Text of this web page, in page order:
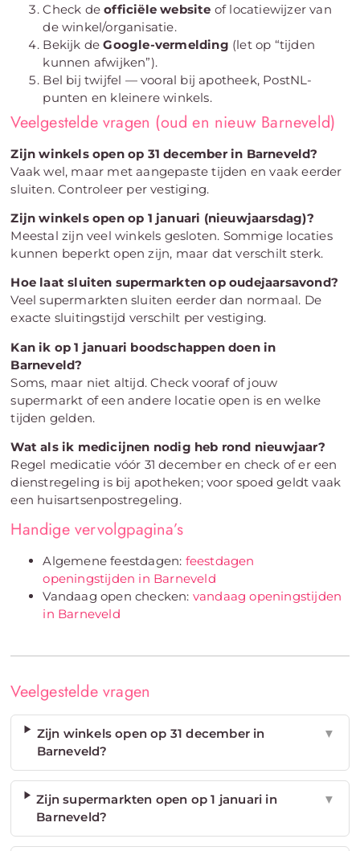
Check deofficiële website of locatiewijzer van
de winkel/organisatie.
Bekijk deGoogle-vermelding (let op “tijden
kunnen afwijken”).
Bel bij twijfel — vooral bij apotheek, PostNL-
punten en kleinere winkels.
Veelgestelde vragen (oud en nieuw Barneveld)
Zijn winkels open op 31 december in Barneveld?
Vaak wel, maar met aangepaste tijden en vaak eerder
sluiten. Controleer per vestiging.
Zijn winkels open op 1 januari (nieuwjaarsdag)?
Meestal zijn veel winkels gesloten. Sommige locaties
kunnen beperkt open zijn, maar dat verschilt sterk.
Hoe laat sluiten supermarkten op oudejaarsavond?
Veel supermarkten sluiten eerder dan normaal. De
exacte sluitingstijd verschilt per vestiging.
Kan ik op 1 januari boodschappen doen in
Barneveld?
Soms, maar niet altijd. Check vooraf of jouw
supermarkt of een andere locatie open is en welke
tijden gelden.
Wat als ik medicijnen nodig heb rond nieuwjaar?
Regel medicatie vóór 31 december en check of er een
dienstregeling is bij apotheken; voor spoed geldt vaak
een huisartsenpostregeling.
Handige vervolgpagina’s
Algemene feestdagen: feestdagen
openingstijden in Barneveld
Vandaag open checken: vandaag openingstijden
in Barneveld
Veelgestelde vragen
Zijn winkels open op 31 december in
Barneveld?
▼
Zijn supermarkten open op 1 januari in
Barneveld?
▼